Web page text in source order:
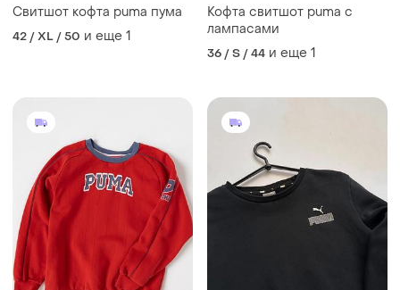
Свитшот кофта puma пума
42 / XL / 50 и еще 1
Кофта свитшот puma с
лампасами
36 / S / 44 и еще 1